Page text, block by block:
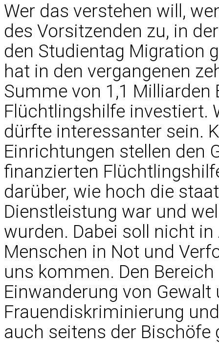
Wer das verstehen will,
des Vorsitzenden zu, in
den Studientag Migration
hat in den vergangenen
Summe von 1,1 Milliarden
Flüchtlingshilfe investiert.
dürfte interessanter sein.
Einrichtungen stellen den
finanzierten
darüber, wie hoch die
Dienstleistung war und
wurden. Dabei soll nicht
Menschen in Not und
uns kommen. Den
Einwanderung von
Frauendiskriminierung
auch seitens der Bischöfe